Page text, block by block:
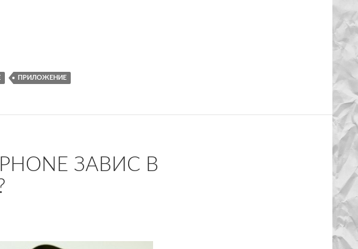
ПРИЛОЖЕНИЕ
ЗАВИС В